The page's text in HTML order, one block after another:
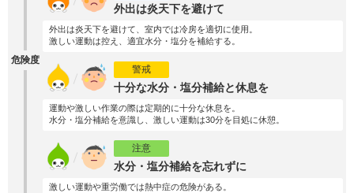
危険度
外出は炎天下を避けて
外出は炎天下を避けて、室内では冷房を適切に使用。
激しい運動は控え、適宜水分・塩分を補給する。
警戒
十分な水分・塩分補給と休息を
運動や激しい作業の際は定期的に十分な休息を。
水分・塩分補給を意識し、激しい運動は30分を目処に休憩。
注意
水分・塩分補給を忘れずに
激しい運動や重労働では熱中症の危険がある。